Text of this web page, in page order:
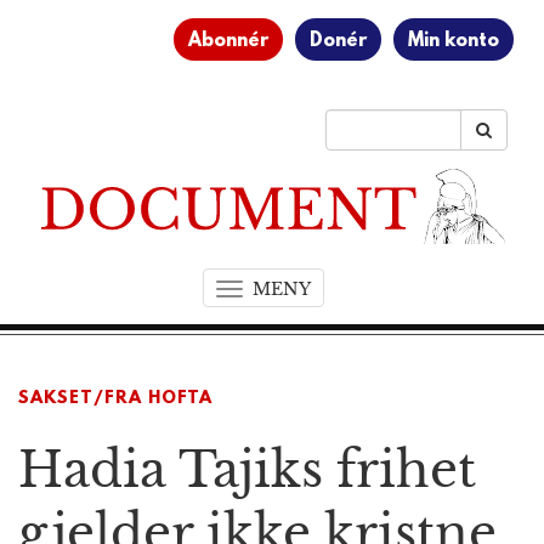
Abonnér Donér Min konto
MENYT
o
a
SAKSET/FRA HOFTA
Hadia Tajiks frihet